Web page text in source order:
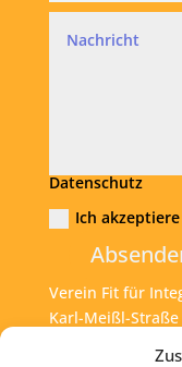
Datenschutz
Ich
Verein Fit für
Karl-Meißl-Straße